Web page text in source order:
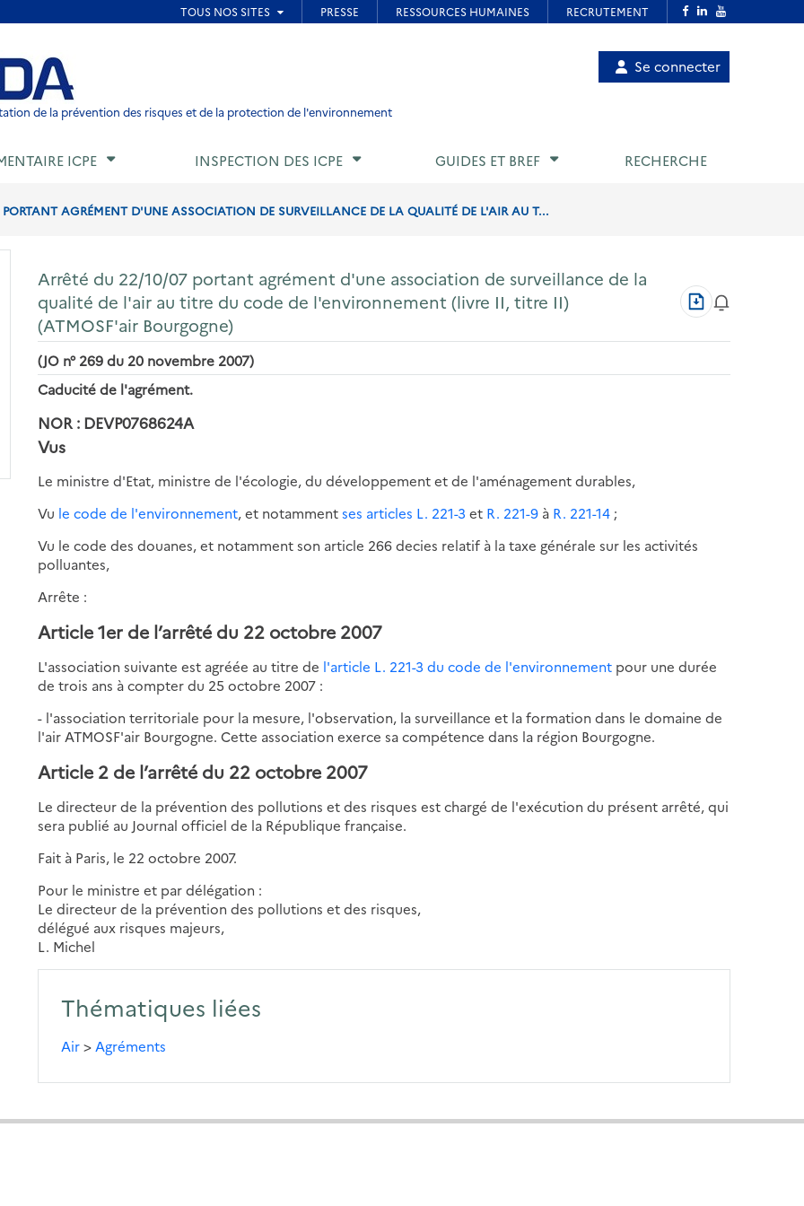
de page
de la prévention des risques et de la protection de l'environnement
Menu
utilisateur
Se connecter
ICPE INSPECTION DES ICPE GUIDES ET BREF RECHERCHE
AGRÉMENT D'UNE ASSOCIATION DE SURVEILLANCE DE LA QUALITÉ DE L'AIR AU T...
Arrêté du 22/10/07 portant agrément d'une association de surveillance de la
qualité de l'air au titre du code de l'environnement (livre II, titre II)
(ATMOSF'air Bourgogne)
Télécharger
au
(JO n° 269 du 20 novembre 2007)
Caducité de l'agrément.
NOR : DEVP0768624A
Vus
Le ministre d'Etat, ministre de l'écologie, du développement et de l'aménagement durables,
Vu le code de l'environnement, et notammentses articles L. 221-3 et R. 221-9 à R. 221-14 ;
Vu le code des douanes, et notamment son article 266 decies relatif à la taxe générale sur les activités
polluantes,
Arrête :
Article 1er de l’arrêté du 22 octobre 2007
L'association suivante est agréée au titre de l'article L. 221-3 du code de l'environnement pour une durée
de trois ans à compter du 25 octobre 2007 :
- l'association territoriale pour la mesure, l'observation, la surveillance et la formation dans le domaine de
l'air ATMOSF'air Bourgogne. Cette association exerce sa compétence dans la région Bourgogne.
Article 2 de l’arrêté du 22 octobre 2007
Le directeur de la prévention des pollutions et des risques est chargé de l'exécution du présent arrêté, qui
sera publié au Journal officiel de la République française.
Fait à Paris, le 22 octobre 2007.
Pour le ministre et par délégation :
Le directeur de la prévention des pollutions et des risques,
délégué aux risques majeurs,
L. Michel
Thématiques liées
Air> Agréments